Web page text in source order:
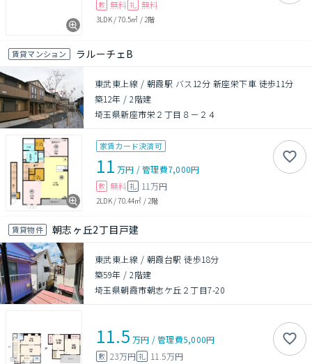
敷 無料 礼 無料
3LDK/70.5㎡ / 2階
賃貸マンション ラルーチェB
東武東上線 / 朝霞駅 バス12分 新座栄下車 徒歩11分
築12年 /2階建
埼玉県新座市栄２丁目８－２４
家賃カード決済可
11 万円 /管理費7,000円
敷 無料 礼 11万円
2LDK/70.44㎡ /2階
賃貸物件 朝志ヶ丘2丁目戸建
東武東上線 / 朝霞台駅 徒歩18分
築59年 /2階建
埼玉県朝霞市朝志ケ丘２丁目7-20
11.5 万円 /管理費5,000円
敷 23万円 礼 11.5万円